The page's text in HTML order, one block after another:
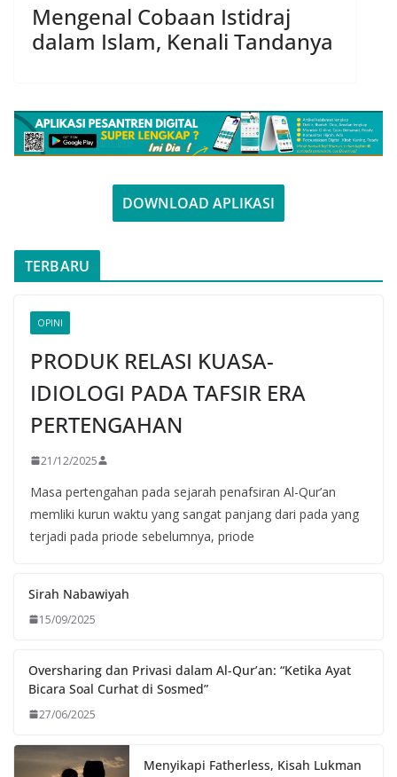
Mengenal Cobaan Istidraj
dalam Islam, Kenali Tandanya
DOWNLOAD APLIKASI
TERBARU
OPINI
PRODUK RELASI KUASA-
IDIOLOGI PADA TAFSIR ERA
PERTENGAHAN
21/12/2025
Masa pertengahan pada sejarah penafsiran Al-Qur’an
memliki kurun waktu yang sangat panjang dari pada yang
terjadi pada priode sebelumnya, priode
Sirah Nabawiyah
15/09/2025
Oversharing dan Privasi dalam Al-Qur’an: “Ketika Ayat
Bicara Soal Curhat di Sosmed”
27/06/2025
Menyikapi Fatherless, Kisah Lukman